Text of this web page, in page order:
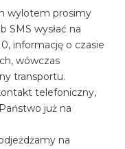
wylotem prosimy
SMS wysłać na
informację o czasie
wówczas
transportu.
telefoniczny,
już na
na